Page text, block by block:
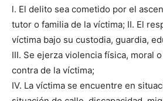
l. El delito sea cometido por el
tutor o familia de la víctima; II. El
víctima bajo su custodia, guardia,
III. Se ejerza violencia física, moral
contra de la víctima;
IV. La víctima se encuentre en